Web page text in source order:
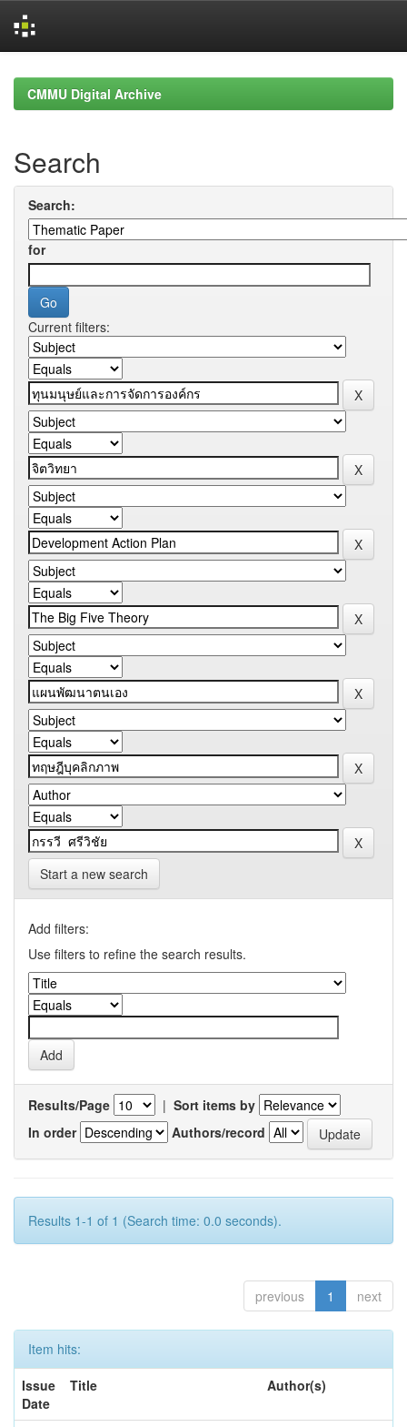
navigationCMMU Digital Archive
Search
Search:
for
Current filters:
Start a new search
Add filters:
Use filters to refine the search results.
Results/Page | Sort items by
In order
Authors/record
Results 1-1 of 1 (Search time: 0.0 seconds).
previous 1 next
Item hits:
Issue
Date
Title Author(s)